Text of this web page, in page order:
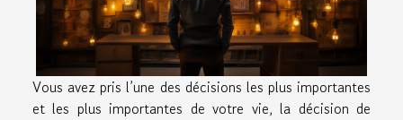
Vous avez pris l’une des décisions les plus importantes
et les plus importantes de votre vie, la décision de